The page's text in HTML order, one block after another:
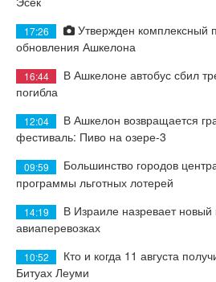
17:26
Утвержден комплексный
обновления Ашкелона
16:44
В Ашкелоне автобус сбил
погибла
12:04
В Ашкелон возвращается
фестиваль: Пиво на озере-3
09:59
Большинство городов
программы льготных лотерей
14:19
В Израиле назревает новый
авиаперевозках
10:52
Кто и когда 11 августа
Битуах Леуми